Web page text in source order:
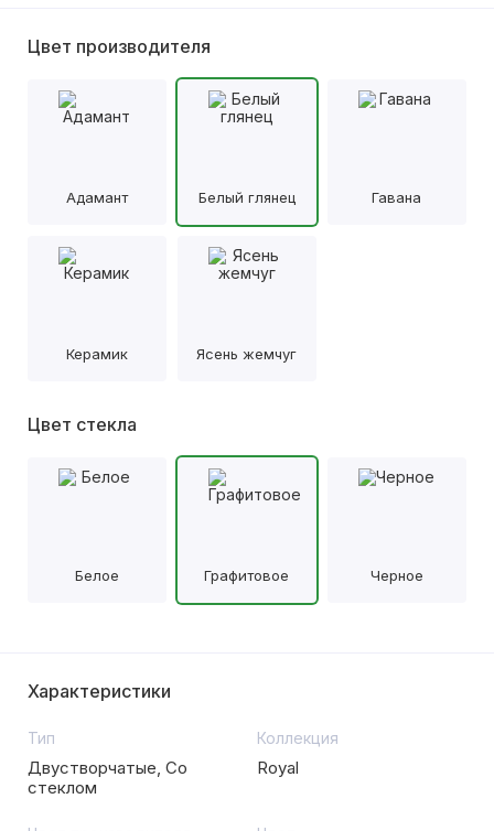
Цвет производителя
Адамант Белый глянец Гавана
Керамик Ясень жемчуг
Цвет стекла
Белое Графитовое Черное
Характеристики
Тип
Двустворчатые, Со
стеклом
Коллекция
Royal